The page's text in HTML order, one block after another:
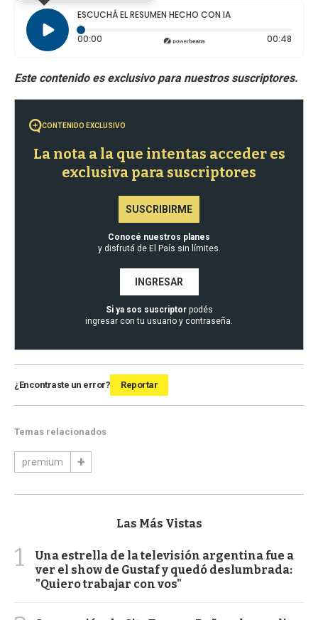
ESCUCHÁ EL RESUMEN HECHO CON IA
00:00 Tiempo transcurrido: 0 segundos 00:48
CONTENIDO EXCLUSIVO
La nota a la que intentas acceder es
exclusiva para suscriptores
SUSCRIBIRME
Conocé nuestros planes
y disfrutá de El País sin límites.
INGRESAR
Si ya sos suscriptorpodés
ingresar con tu usuario y contraseña.
¿Encontraste un error? Reportar
Temas relacionados
premium
Las Más Vistas
1
Una estrella de la televisión argentina fue a
ver el show de Gustaf y quedó deslumbrada:
"Quiero trabajar con vos"